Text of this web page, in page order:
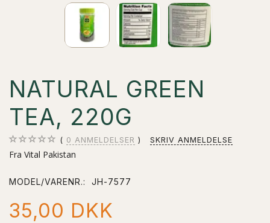
NATURAL GREEN
TEA, 220G
0 ANMELDELSER SKRIV ANMELDELSE
Fra Vital Pakistan
MODEL/VARENR.: JH-7577
35,00 DKK